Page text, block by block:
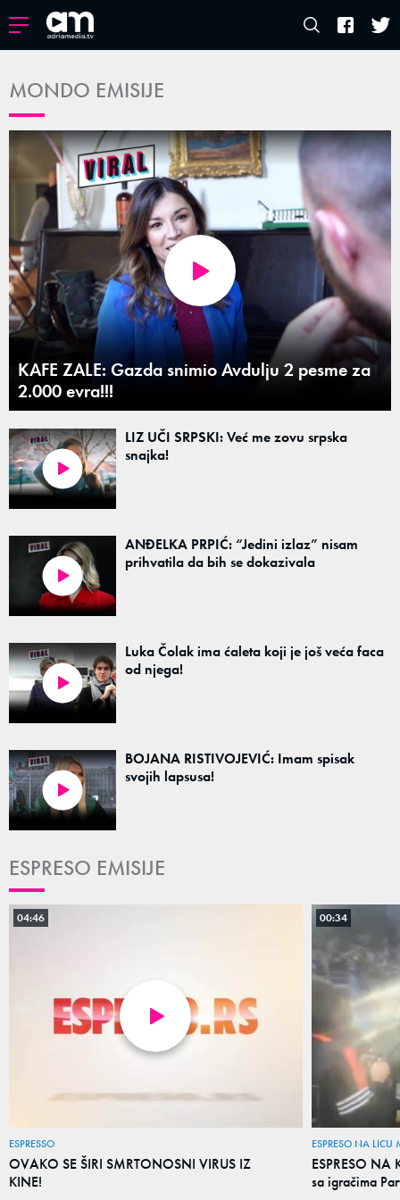
MONDO EMISIJE
KAFE ZALE: Gazda snimio Avdulju 2 pesme za
2.000 evra!!!
LIZ UČI SRPSKI: Već me zovu srpska
snajka!
ANĐELKA PRPIĆ: “Jedini izlaz” nisam
prihvatila da bih se dokazivala
Luka Čolak ima ćaleta koji je još veća faca
od njega!
BOJANA RISTIVOJEVIĆ: Imam spisak
svojih lapsusa!
ESPRESO EMISIJE
04:46
ESPRESSO
OVAKO SE ŠIRI SMRTONOSNI VIRUS IZ
KINE!
00:34
ESPRESO NA LICU
ESPRESO
sa igračima